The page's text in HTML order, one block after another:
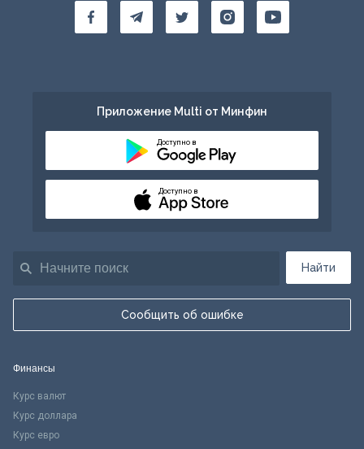
Найти
Сообщить об ошибке
Приложение Multi от Минфин
Доступно в
Доступно в
Финансы
Курс валют
Курс доллара
Курс евро